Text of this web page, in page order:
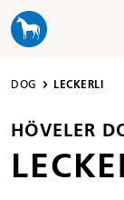
springen
DOG LECKERLI
HÖVELER